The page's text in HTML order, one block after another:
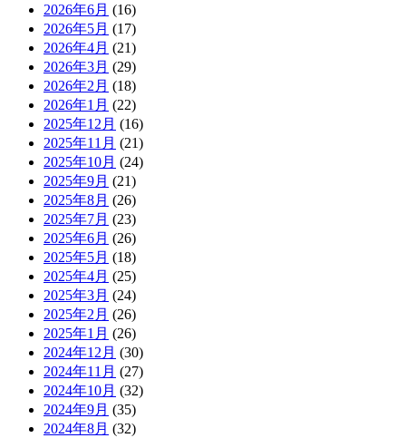
2026年6月 (16)
2026年5月 (17)
2026年4月 (21)
2026年3月 (29)
2026年2月 (18)
2026年1月 (22)
2025年12月 (16)
2025年11月 (21)
2025年10月 (24)
2025年9月 (21)
2025年8月 (26)
2025年7月 (23)
2025年6月 (26)
2025年5月 (18)
2025年4月 (25)
2025年3月 (24)
2025年2月 (26)
2025年1月 (26)
2024年12月 (30)
2024年11月 (27)
2024年10月 (32)
2024年9月 (35)
2024年8月 (32)